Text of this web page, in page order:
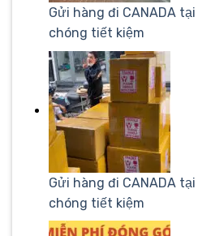
Gửi hàng đi CANADA
chóng tiết kiệm
Gửi hàng đi CANADA
chóng tiết kiệm